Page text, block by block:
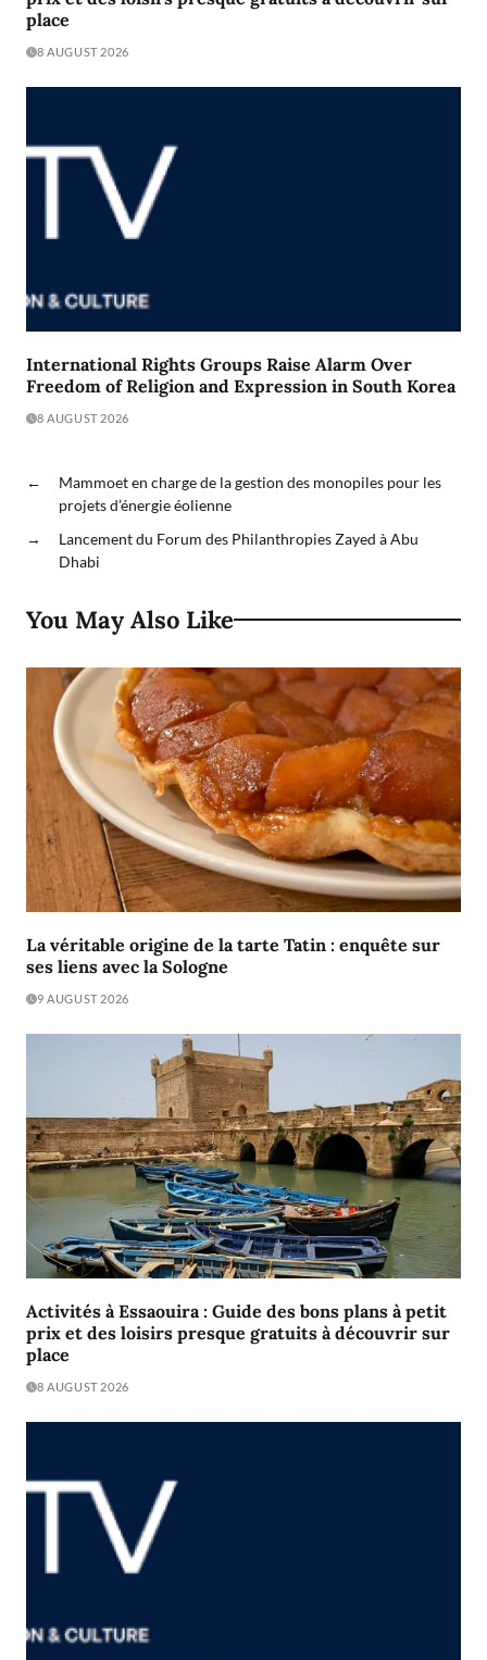
place
8 AUGUST 2026
International Rights Groups Raise Alarm Over
Freedom of Religion and Expression in South Korea
8 AUGUST 2026
←
Mammoet en charge de la gestion des monopiles pour les
projets d’énergie éolienne
→
Lancement du Forum des Philanthropies Zayed à Abu
Dhabi
You May Also Like
La véritable origine de la tarte Tatin : enquête sur
ses liens avec la Sologne
9 AUGUST 2026
Activités à Essaouira : Guide des bons plans à petit
prix et des loisirs presque gratuits à découvrir sur
place
8 AUGUST 2026